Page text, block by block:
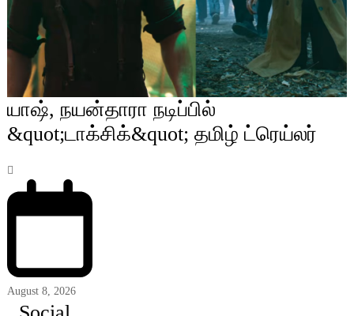
யாஷ், நயன்தாரா நடிப்பில்
&quot;டாக்சிக்&quot; தமிழ் ட்ரெய்லர்
August 8, 2026